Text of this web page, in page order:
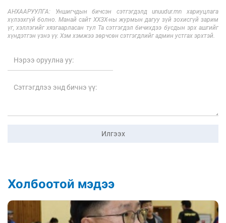
АНХААРУУЛГА: Уншигчдын бичсэн сэтгэгдэлд unuudur.mn хариуцлага
хүлээхгүй болно. Манай сайт ХХЗХ-ны журмын дагуу зүй зохисгүй зарим
үг, хэллэгийг хязгаарласан тул Та сэтгэгдэл бичихдээ бусдын эрх ашгийг
хүндэтгэн үзнэ үү. Хэм хэмжээ зөрчсөн сэтгэгдлийг админ устгах эрхтэй.
Илгээх
Холбоотой мэдээ